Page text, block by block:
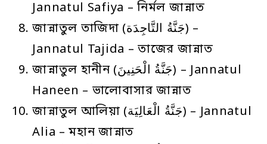
Jannatul Safiya – নির্মল জান্নাত
জান্নাতুল তাজিদা (جَنَّةُ التَّاجِدَة) –
Jannatul Tajida – তাজের জান্নাত
জান্নাতুল হানীন (جَنَّةُ الْحَنِينَ) – Jannatul
Haneen – ভালোবাসার জান্নাত
জান্নাতুল আলিয়া (جَنَّةُ الْعَالِيَة) – Jannatul
Alia – মহান জান্নাত